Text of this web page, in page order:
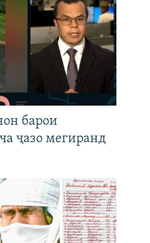
барои
ҷазо мегиранд